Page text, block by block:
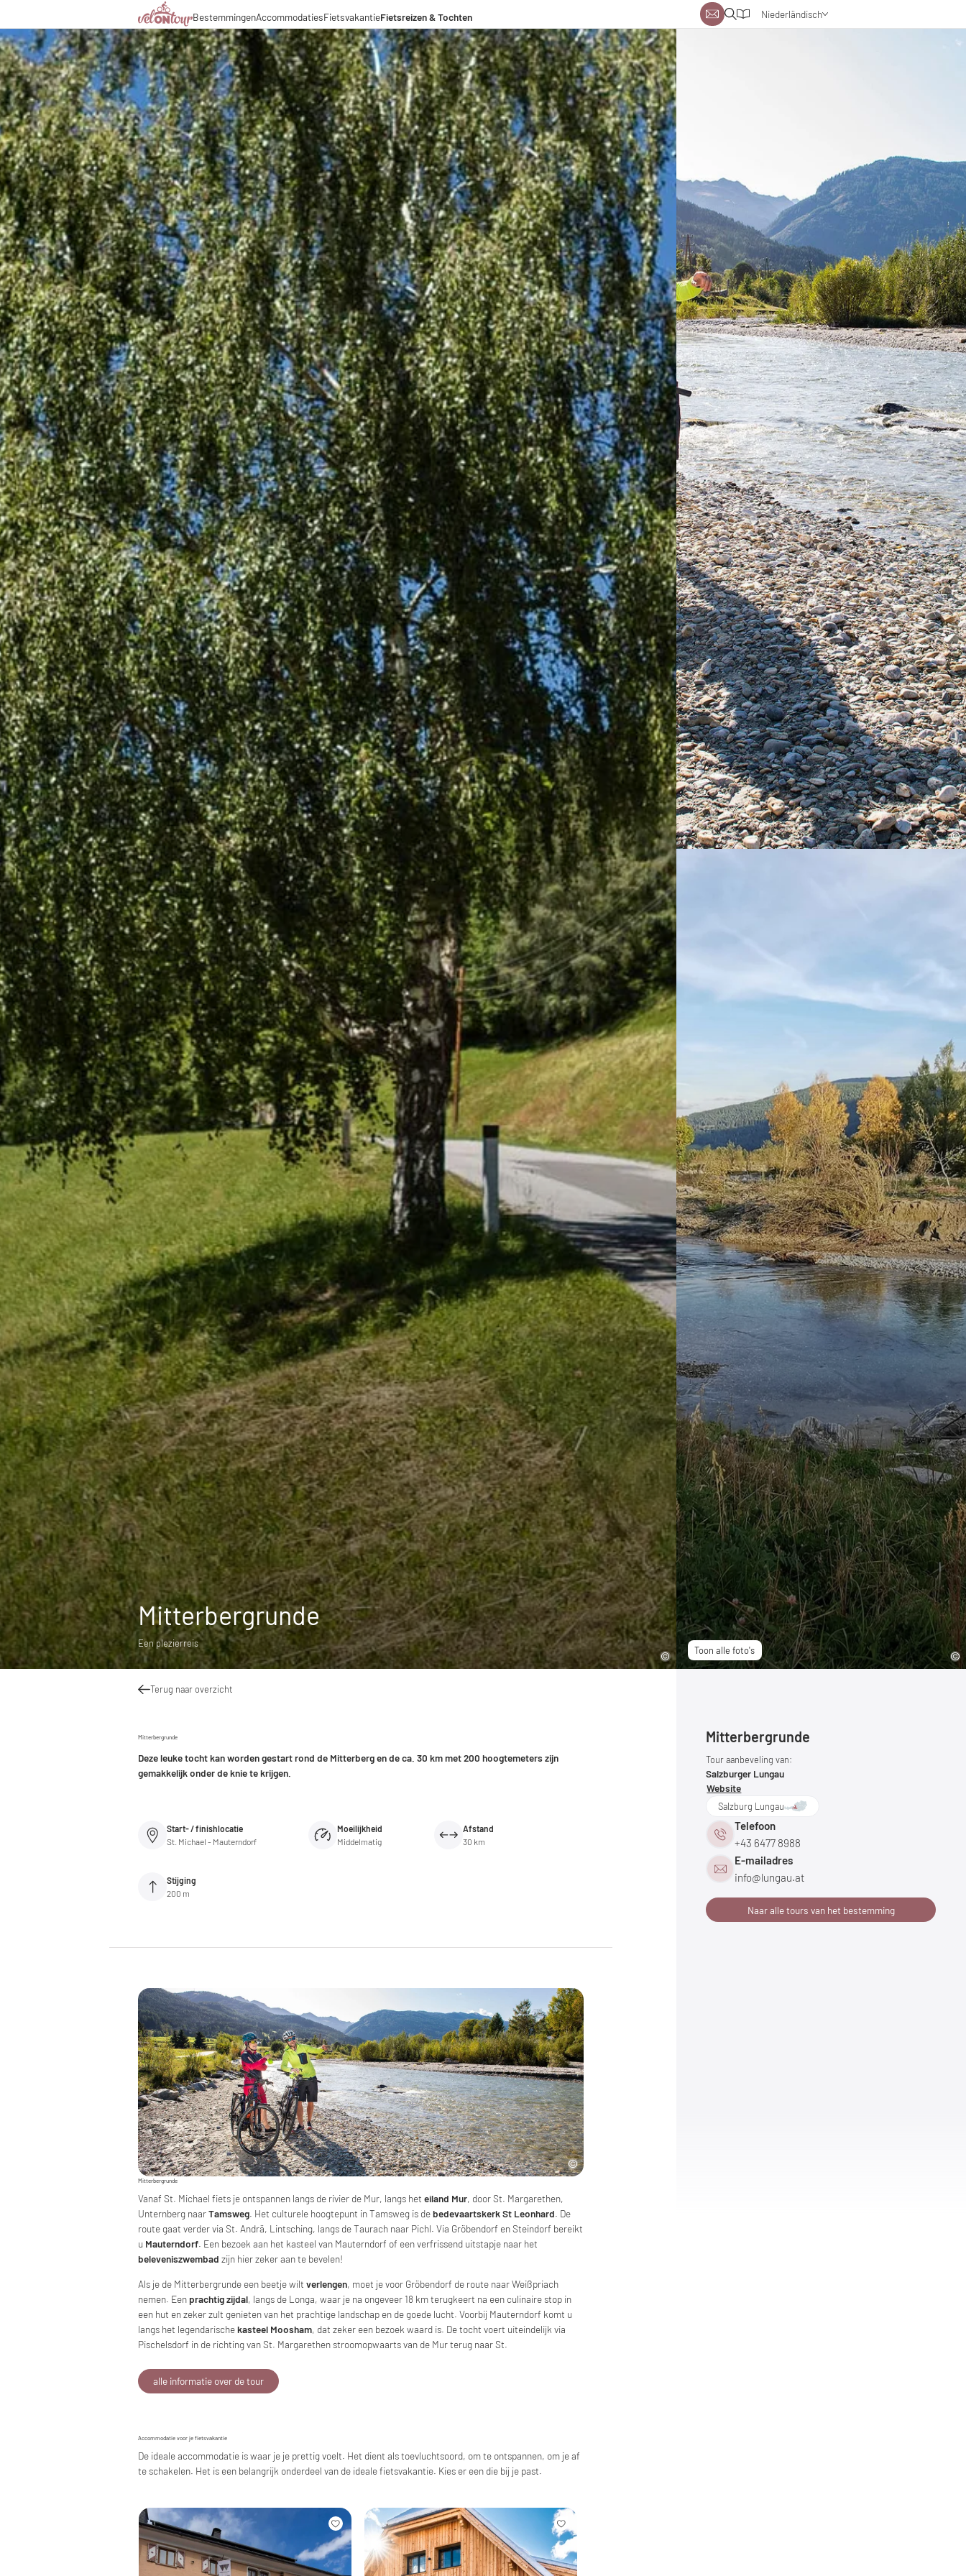
Bestemmingen
Italië
Duitsland
Zwitserland
Liechtenstein
Slovenië
Accommodaties
Italië
Duitsland
Zwitserland
Slovenië
Vakantiepakketten
Fietsvakantie
Culinaire hoogstandjes
Magazine
Partners & zakelijke samenwerkingen
Fietsreizen & Tochten
Fietsreizen
Fietstochten
Fietspaden voor lange afstanden
Niederländisch
Deutsch
Toon alle foto's
Mitterbergrunde
Een plezierreis
Terug naar overzicht
Mitterbergrunde
Deze leuke tocht kan worden gestart rond de Mitterberg en de ca. 30 km met 200 hoogtemeters zijn
gemakkelijk onder de knie te krijgen.
Start- / finishlocatie
St. Michael - Mauterndorf
Moeilijkheid
Middelmatig
Afstand
30 km
Stijging
200 m
Mitterbergrunde
Vanaf St. Michael fiets je ontspannen langs de rivier de Mur, langs het eiland Mur, door St. Margarethen,
Unternberg naarTamsweg. Het culturele hoogtepunt in Tamsweg is debedevaartskerk St Leonhard. De
route gaat verder via St. Andrä, Lintsching, langs de Taurach naar Pichl. Via Gröbendorf en Steindorf bereikt
u Mauterndorf. Een bezoek aan het kasteel van Mauterndorf of een verfrissend uitstapje naar het
beleveniszwembad zijn hier zeker aan te bevelen!
Als je de Mitterbergrunde een beetje wilt verlengen, moet je voor Gröbendorf de route naar Weißpriach
nemen. Een prachtig zijdal, langs de Longa, waar je na ongeveer 18 km terugkeert na een culinaire stop in
een hut en zeker zult genieten van het prachtige landschap en de goede lucht. Voorbij Mauterndorf komt u
langs het legendarischekasteel Moosham, dat zeker een bezoek waard is. De tocht voert uiteindelijk via
Pischelsdorf in de richting van St. Margarethen stroomopwaarts van de Mur terug naar St.
alle informatie over de tour
Accommodatie voor je fietsvakantie
De ideale accommodatie is waar je je prettig voelt. Het dient als toevluchtsoord, om te ontspannen, om je af
te schakelen. Het is een belangrijk onderdeel van de ideale fietsvakantie. Kies er een die bij je past.
Mitterbergrunde
Tour aanbeveling van:
Salzburger Lungau
Website
Salzburg Lungau
Telefoon
+43 6477 8988
E-mailadres
info@lungau.at
Naar alle tours van het bestemming